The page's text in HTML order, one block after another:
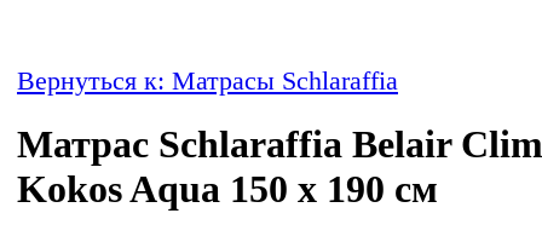
Вернуться к: Матрасы Schlaraffia
Матрас Schlaraffia Belair
Kokos Aqua 150 x 190 см